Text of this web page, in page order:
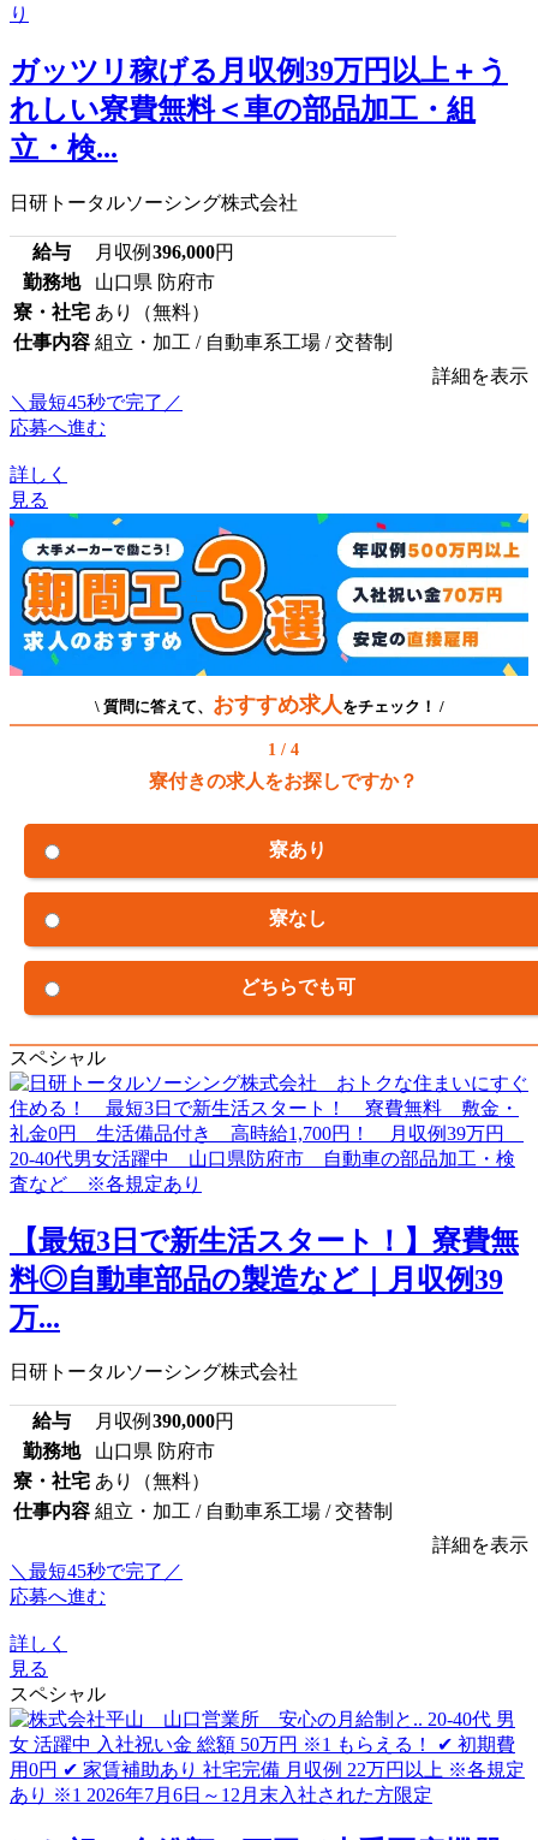
ガッツリ稼げる月収例39万円以上＋う
れしい寮費無料＜車の部品加工・組
立・検...
日研トータルソーシング株式会社
給与 月収例 396,000円
勤務地
山口県 防府市
寮・社宅 あり（無料）
仕事内容 組立・加工 / 自動車系工場 / 交替制
詳細を表示
＼最短45秒で完了／
応募へ進む
詳しく
見る
\ 質問に答えて、 おすすめ求人 をチェック！ /
1 / 4
寮付きの求人をお探しですか？
寮あり
寮なし
どちらでも可
スペシャル
【最短3日で新生活スタート！】寮費無
料◎自動車部品の製造など｜月収例39
万...
日研トータルソーシング株式会社
給与 月収例 390,000円
勤務地
山口県 防府市
寮・社宅 あり（無料）
仕事内容 組立・加工 / 自動車系工場 / 交替制
詳細を表示
＼最短45秒で完了／
応募へ進む
詳しく
見る
スペシャル